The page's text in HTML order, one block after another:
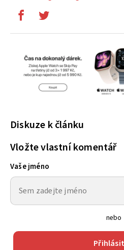
Diskuze k článku
Vložte vlastní komentář
Vaše jméno
nebo